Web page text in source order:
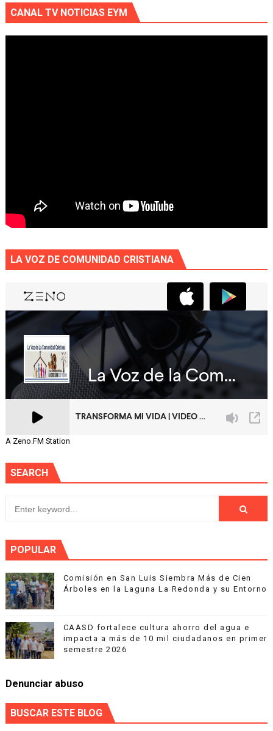
CANAL TV NOTICIAS EYM
LA VOZ DE COMUNIDAD CRISTIANA
A Zeno.FM Station
SEARCH
POPULAR
Comisión en San Luis Siembra Más de Cien
Árboles en la Laguna La Redonda y su Entorno
CAASD fortalece cultura ahorro del agua e
impacta a más de 10 mil ciudadanos en primer
semestre 2026
Denunciar abuso
BUSCAR ESTE BLOG